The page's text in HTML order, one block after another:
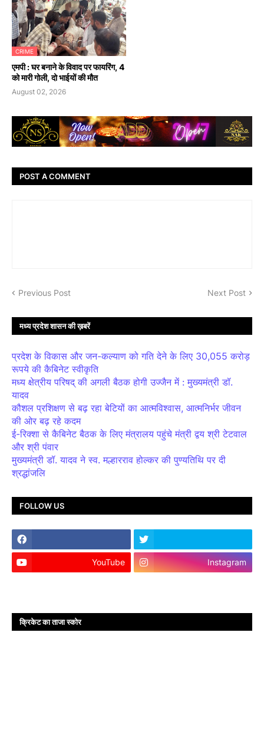
CRIME
एमपी : घर बनाने के विवाद पर फायरिंग, 4
को मारी गोली, दो भाईयों की मौत
August 02, 2026
POST A COMMENT
Previous Post Next Post
मध्य प्रदेश शासन की ख़बरें
प्रदेश के विकास और जन-कल्याण को गति देने के लिए 30,055 करोड़
रूपये की कैबिनेट स्वीकृति
मध्य क्षेत्रीय परिषद् की अगली बैठक होगी उज्जैन में : मुख्यमंत्री डॉ.
यादव
कौशल प्रशिक्षण से बढ़ रहा बेटियों का आत्मविश्वास, आत्मनिर्भर जीवन
की ओर बढ़ रहे कदम
ई-रिक्शा से कैबिनेट बैठक के लिए मंत्रालय पहुंचे मंत्री द्वय श्री टेटवाल
और श्री पंवार
मुख्यमंत्री डॉ. यादव ने स्व. मल्हारराव होल्कर की पुण्यतिथि पर दी
श्रद्धांजलि
FOLLOW US
YouTube Instagram
क्रिकेट का ताजा स्कोर